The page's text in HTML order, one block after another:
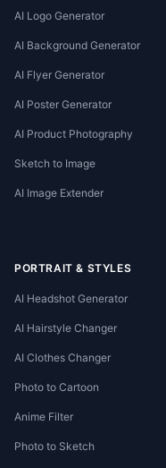
AI Logo Generator
AI Background Generator
AI Flyer Generator
AI Poster Generator
AI Product Photography
Sketch to Image
AI Image Extender
PORTRAIT & STYLES
AI Headshot Generator
AI Hairstyle Changer
AI Clothes Changer
Photo to Cartoon
Anime Filter
Photo to Sketch